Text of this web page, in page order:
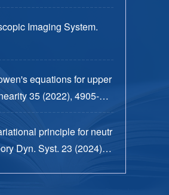
Imaging System.
equations for upper
35 (2022), 4905-49
principle for neutr
Dyn. Syst. 23 (2024), n